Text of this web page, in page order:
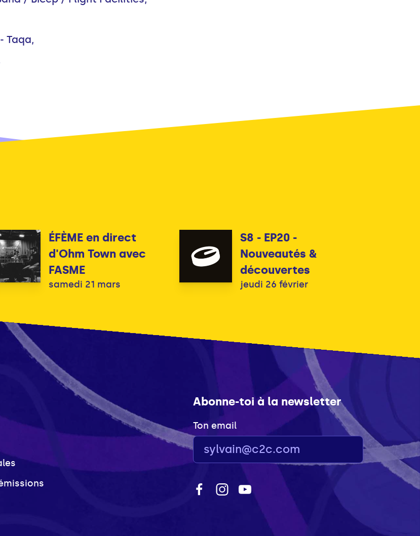
Taqa,
ÉFÈME en direct
d'Ohm Town avec
FASME
samedi 21 mars
S8 - EP20 -
Nouveautés &
découvertes
jeudi 26 février
Abonne-toi à la newsletter
Ton email